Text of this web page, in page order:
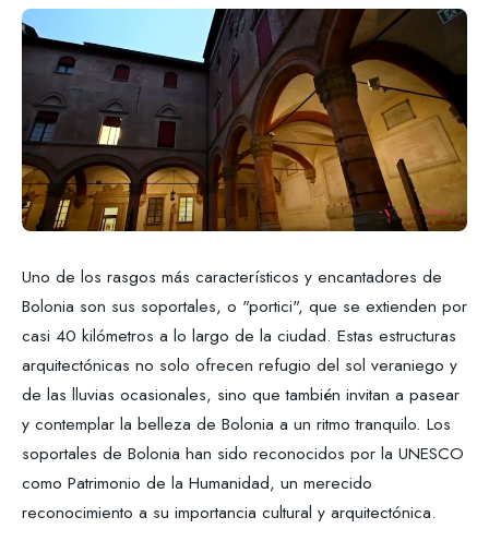
Uno de los rasgos más característicos y encantadores de
Bolonia son sus soportales, o "portici", que se extienden por
casi 40 kilómetros a lo largo de la ciudad. Estas estructuras
arquitectónicas no solo ofrecen refugio del sol veraniego y
de las lluvias ocasionales, sino que también invitan a pasear
y contemplar la belleza de Bolonia a un ritmo tranquilo. Los
soportales de Bolonia han sido reconocidos por la UNESCO
como Patrimonio de la Humanidad, un merecido
reconocimiento a su importancia cultural y arquitectónica.